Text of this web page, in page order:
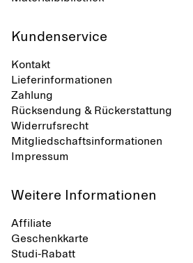
Kundenservice
Kontakt
Lieferinformationen
Zahlung
Rücksendung & Rückerstattung
Widerrufsrecht
Mitgliedschaftsinformationen
Impressum
Weitere Informationen
Affiliate
Geschenkkarte
Studi-Rabatt